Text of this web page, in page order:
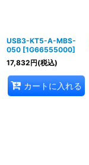
USB3-KT5-A-MBS-
050 [1G66555000]
17,832円(税込)
カートに入れる